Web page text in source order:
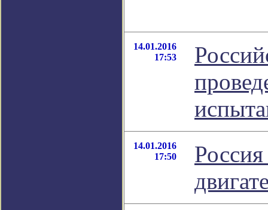
14.01.2016
17:53
14.01.2016
17:50